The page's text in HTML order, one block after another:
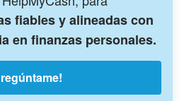
fiables y alineadas con
en finanzas personales.